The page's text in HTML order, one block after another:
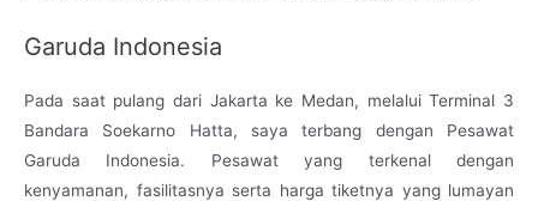
Garuda Indonesia
Pada saat pulang dari Jakarta ke Medan, melalui Terminal 3
Bandara Soekarno Hatta, saya terbang dengan Pesawat
Garuda Indonesia. Pesawat yang terkenal dengan
kenyamanan, fasilitasnya serta harga tiketnya yang lumayan